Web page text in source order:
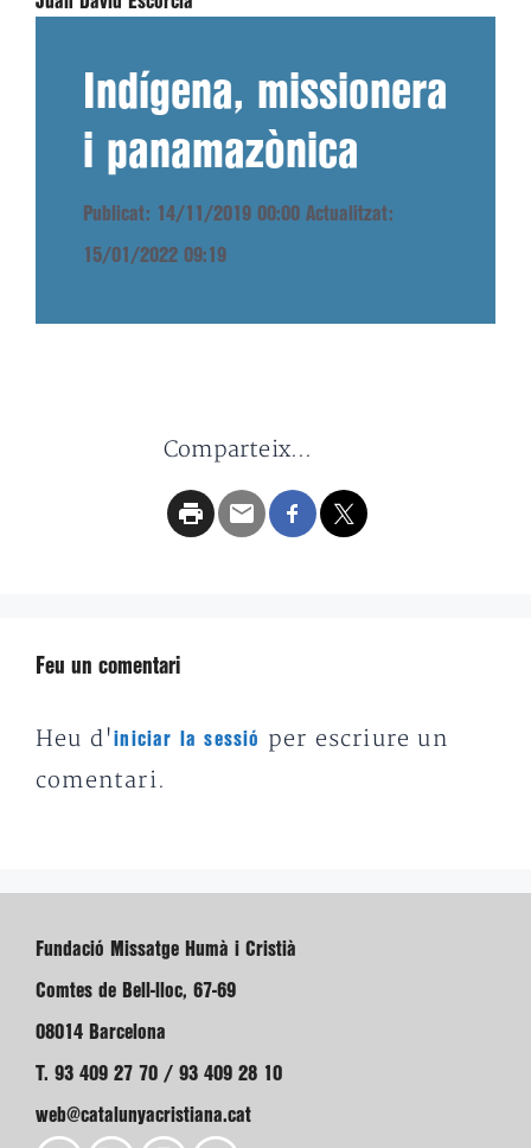
Indígena, missionera
i panamazònica
Publicat: 14/11/2019 00:00 Actualitzat:
15/01/2022 09:19
Comparteix...
Feu un comentari
Heu d'iniciar la sessió
per escriure un
comentari.
Fundació Missatge Humà i Cristià
Comtes de Bell-lloc, 67-69
08014 Barcelona
T. 93 409 27 70 / 93 409 28 10
web@catalunyacristiana.cat